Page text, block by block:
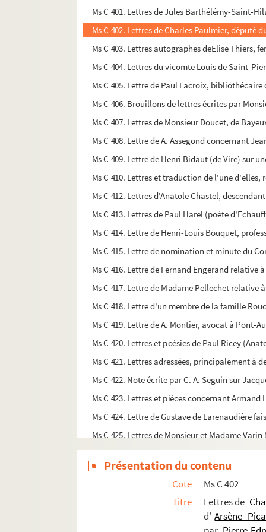
Ms C 401. Lettres de Jules Barthélémy-Saint-
Ms C 402. Lettres de Charles Paulmier, député
Ms C 403. Lettres autographes deElise Thiers,
Ms C 404. Lettres du vicomte Louis de Saint-
Ms C 405. Lettre de Paul Lacroix,
Ms C 406. Brouillons de lettres écrites par
Ms C 407. Lettres de Monsieur Doucet, de
Ms C 408. Lettre de A. Assegond concernant
Ms C 409. Lettre de Henri Bidaut (de Vire) sur
Ms C 410. Lettres et traduction de l'une
Ms C 412. Lettres d'Anatole Chastel,
Ms C 413. Lettres de Paul Harel (poète
Ms C 414. Lettre de Henri-Louis Bouquet,
Ms C 415. Lettre de nomination et minute du
Ms C 416. Lettre de Fernand Engerand
Ms C 417. Lettre de Madame Pellechet
Ms C 418. Lettre d'un membre de la famille
Ms C 419. Lettre de A. Montier, avocat à Pont-
Ms C 420. Lettres et poésies de Paul Ricey
Ms C 421. Lettres adressées, principalement à
Ms C 422. Note écrite par C. A. Seguin sur
Ms C 423. Lettres et pièces concernant Armand
Ms C 424. Lettre de Gustave de Larenaudière
Ms C 425. Lettres de Monsieur et Madame
Ms C 426. Lettres de Jules Tirard, de Condé,
Ms C 427 et Ms C 411. Lettres de Hippolyte
Ms C 428. Lettre de l'abbé J. Mullois, ancien
Ms C 429. Lettres et pièces concernant
Ms C 430. Autographes de : Albert Liouville,
Présentation du contenu
Cote
Ms C 402
Titre
Lettres de
d' Arsène